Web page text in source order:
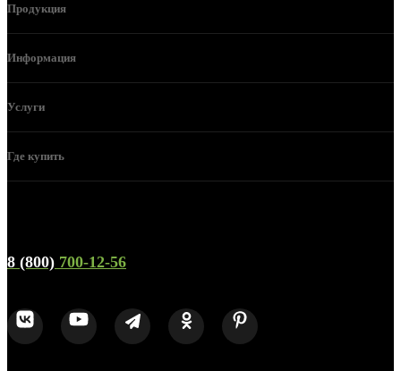
Продукция
Информация
Услуги
Где купить
8 (800) 700-12-56